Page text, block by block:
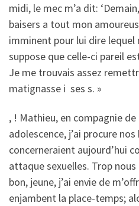
midi, le mec m’a dit:
baisers a tout mon
imminent pour lui dire lequel
suppose que celle-ci pareil
Je me trouvais assez
matignasse i ses s. »
, ! Mathieu, en compagnie
adolescence, j’ai procure
concerneraient aujourd’hui
attaque sexuelles. Trop
bon, jeune, j’ai envie de
enjambent la place-temps;